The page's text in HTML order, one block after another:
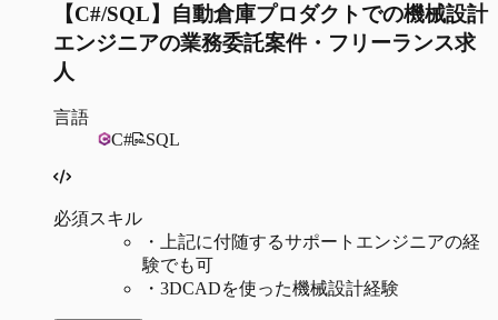
【C#/SQL】自動倉庫プロダクトでの機械設計
エンジニアの業務委託案件・フリーランス求
人
言語
C#
SQL
必須スキル
・ 上記に付随するサポートエンジニアの経
験でも可
・ 3DCADを使った機械設計経験